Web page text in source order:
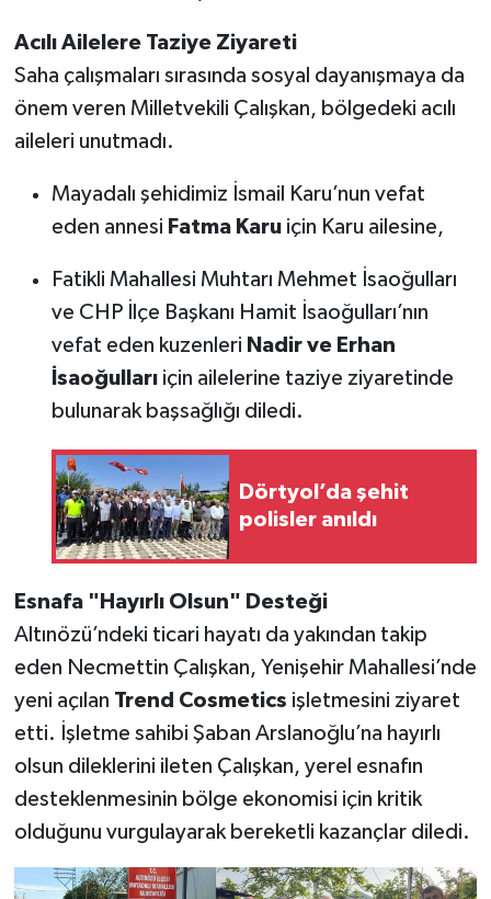
Acılı Ailelere Taziye Ziyareti
Saha çalışmaları sırasında sosyal dayanışmaya da
önem veren Milletvekili Çalışkan, bölgedeki acılı
aileleri unutmadı.
Mayadalı şehidimiz İsmail Karu’nun vefat
eden annesi Fatma Karuiçin Karu ailesine,
Fatikli Mahallesi Muhtarı Mehmet İsaoğulları
ve CHP İlçe Başkanı Hamit İsaoğulları’nın
vefat eden kuzenleri Nadir ve Erhan
İsaoğullarıiçin ailelerine taziye ziyaretinde
bulunarak başsağlığı diledi.
Dörtyol’da şehit
polisler anıldı
Esnafa "Hayırlı Olsun" Desteği
Altınözü’ndeki ticari hayatı da yakından takip
eden Necmettin Çalışkan, Yenişehir Mahallesi’nde
yeni açılan Trend Cosmetics işletmesini ziyaret
etti. İşletme sahibi Şaban Arslanoğlu’na hayırlı
olsun dileklerini ileten Çalışkan, yerel esnafın
desteklenmesinin bölge ekonomisi için kritik
olduğunu vurgulayarak bereketli kazançlar diledi.